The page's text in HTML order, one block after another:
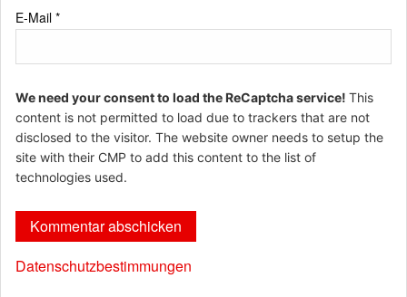
E-Mail *
We need your consent to load the ReCaptcha service! This
content is not permitted to load due to trackers that are not
disclosed to the visitor. The website owner needs to setup the
site with their CMP to add this content to the list of
technologies used.
Datenschutzbestimmungen